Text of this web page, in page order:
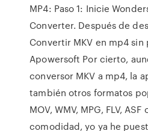
MP4: Paso 1: Inicie
Converter. Después de
Convertir MKV en mp4
Apowersoft Por cierto,
conversor MKV a mp4, la
también otros formatos
MOV, WMV, MPG, FLV, ASF
comodidad, yo ya he